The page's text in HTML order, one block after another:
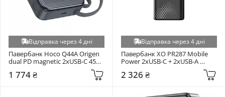
Відправка через 4 дні
Павербанк Hoco Q44A Origen
dual PD magnetic 2xUSB-C 45W
1 774 ₴
Відправка через 4 дні
Павербанк XO PR287 Mobile
Power 2xUSB-C + 2xUSB-A
2 326 ₴